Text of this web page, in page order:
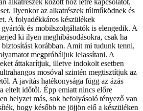
Ilyenkor az alkatrészek túlműködnek és
A folyadékkáros készülékek
és mobilszolgáltatók is elengedik. A
ki ilyen meghibásodásokra, csak ha
korábban. Amit mi tudunk tenni,
megpróbáljuk lelassítani. A
áttakarítjuk, illetve indokolt esetben
mosóval szintén megtisztítjuk az
A javítás hatékonysága függ az ázás
eltelt időtől. Épp emiatt nincs előre
helyzet más, sok befolyásoló tényező van
hogy később ne jöjjön elő a készüléken